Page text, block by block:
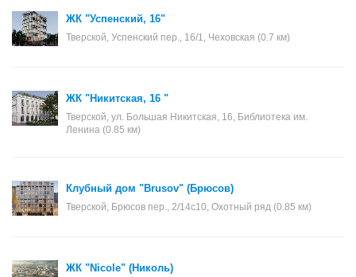
ЖК "Успенский, 16"
Тверской, Успенский пер., 16/1, Чеховская (0.7 км)
ЖК "Никитская, 16 "
Тверской, ул. Большая Никитская, 16, Библиотека им.
Ленина (0.85 км)
Клубный дом "Brusov" (Брюсов)
Тверской, Брюсов пер., 2/14с10, Охотный ряд (0.85 км)
ЖК "Nicole" (Николь)